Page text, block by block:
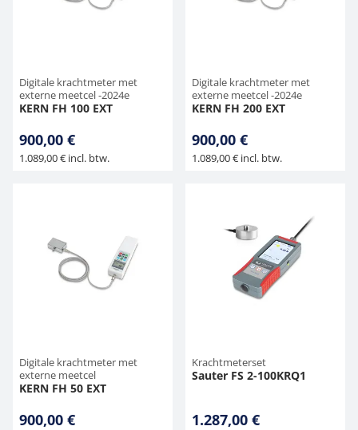
Digitale krachtmeter met
externe meetcel -2024e
KERN FH 100 EXT
900,00 €
1.089,00 € incl. btw.
Digitale krachtmeter met
externe meetcel -2024e
KERN FH 200 EXT
900,00 €
1.089,00 € incl. btw.
Digitale krachtmeter met
externe meetcel
KERN FH 50 EXT
900,00 €
Krachtmeterset
Sauter FS 2-100KRQ1
1.287,00 €
Bankweegschaal
Microscoop camera's
Accessoires